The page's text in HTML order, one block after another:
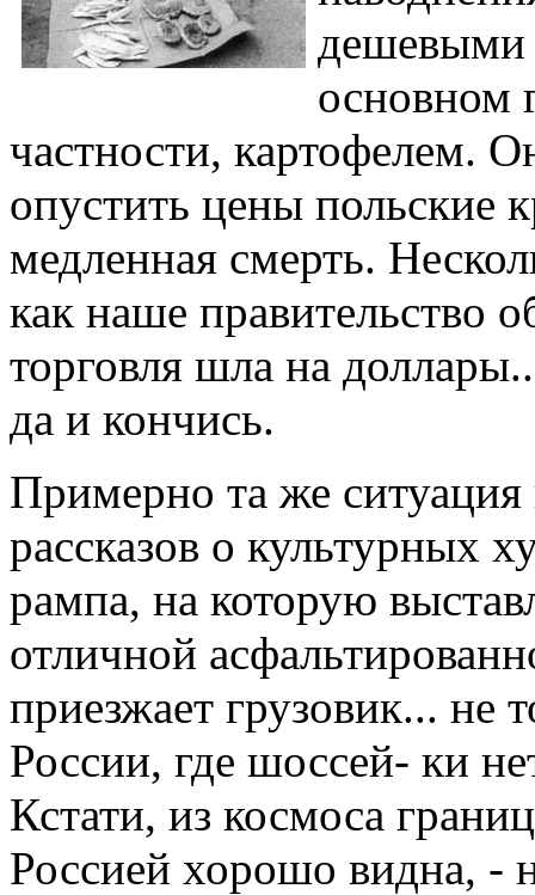
дешевыми
основном
частности, картофелем.
опустить цены польские
медленная смерть.
как наше правительство
торговля шла на
да и кончись.
Примерно та же
рассказов о культурных
рампа, на которую
отличной
приезжает грузовик... не
России, где шоссей- ки
Кстати, из космоса
Россией хорошо видна, -